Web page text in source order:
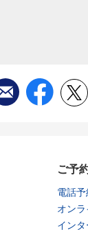
ご予
電話予
オン
イン